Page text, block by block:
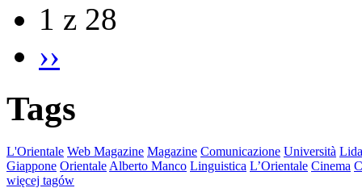
1 z 28
››
Tags
L'Orientale Web Magazine Magazine Comunicazione Università
Giappone Orientale Alberto Manco Linguistica L’Orientale Cinema
więcej tagów